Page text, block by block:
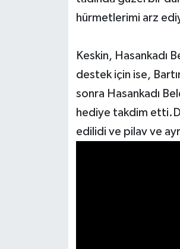
hürmetlerimi arz
Keskin, Hasankadı
destek için ise,
sonra Hasankadı
hediye takdim
edilidi ve pilav ve